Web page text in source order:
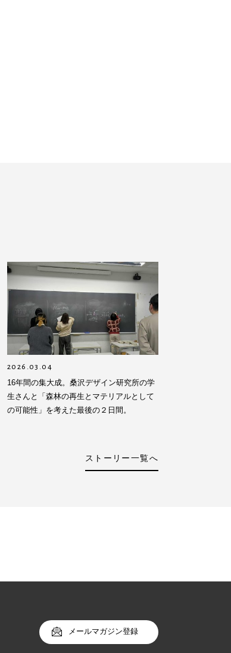
2026.03.04
16年間の集大成。桑沢デザイン研究所の学
生さんと「森林の再生とマテリアルとして
の可能性」を考えた最後の２日間。
ストーリー一覧へ
メールマガジン登録